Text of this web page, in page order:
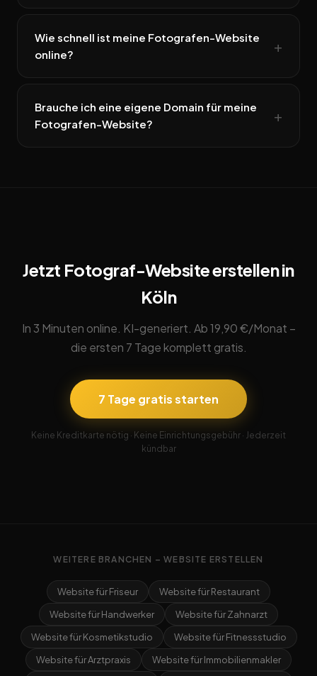
Wie schnell ist meine Fotografen-Website
online?
Brauche ich eine eigene Domain für meine
Fotografen-Website?
Jetzt Fotograf-Website erstellen in
Köln
In 3 Minuten online. KI-generiert. Ab 19,90 €/Monat –
die ersten 7 Tage komplett gratis.
7 Tage gratis starten
Keine Kreditkarte nötig · Keine Einrichtungsgebühr · Jederzeit
kündbar
WEITERE BRANCHEN – WEBSITE ERSTELLEN
Website für Friseur
Website für Restaurant
Website für Handwerker
Website für Zahnarzt
Website für Kosmetikstudio
Website für Fitnessstudio
Website für Arztpraxis
Website für Immobilienmakler